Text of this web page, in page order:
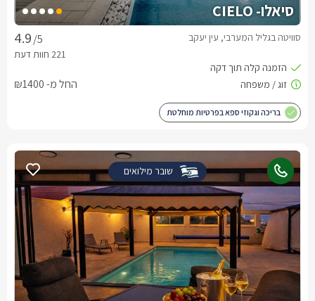
סיאלו- CIELO
/5 סוויטה בגליל המערבי, עין יעקב
החל מ- ₪1400
בריכה וגקוזי ספא בפרטיות מוחלטת
שובר מילואים